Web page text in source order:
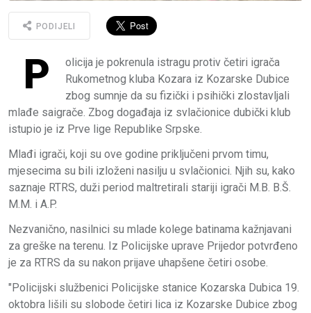
PODIJELI
P
olicija je pokrenula istragu protiv četiri igrača
Rukometnog kluba Kozara iz Kozarske Dubice
zbog sumnje da su fizički i psihički zlostavljali
mlađe saigrače. Zbog događaja iz svlačionice dubički klub
istupio je iz Prve lige Republike Srpske.
Mlađi igrači, koji su ove godine priključeni prvom timu,
mjesecima su bili izloženi nasilju u svlačionici. Njih su, kako
saznaje RTRS, duži period maltretirali stariji igrači M.B. B.Š.
M.M. i A.P.
Nezvanično, nasilnici su mlade kolege batinama kažnjavani
za greške na terenu. Iz Policijske uprave Prijedor potvrđeno
je za RTRS da su nakon prijave uhapšene četiri osobe.
"Policijski službenici Policijske stanice Kozarska Dubica 19.
oktobra lišili su slobode četiri lica iz Kozarske Dubice zbog